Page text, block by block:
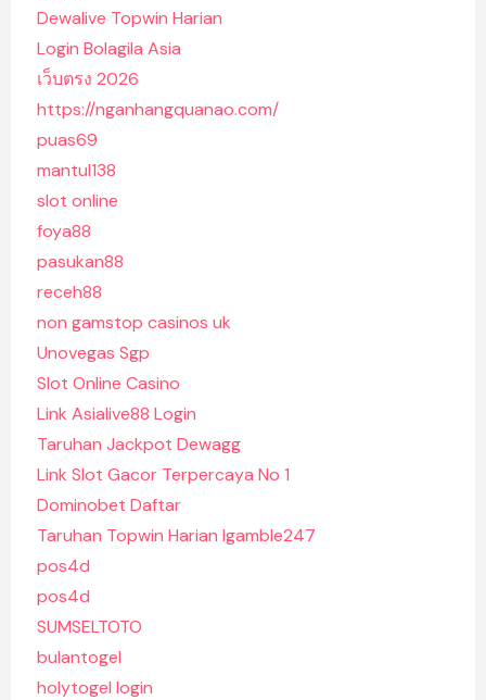
Dewalive Topwin Harian
Login Bolagila Asia
เว็บตรง 2026
https://nganhangquanao.com/
puas69
mantul138
slot online
foya88
pasukan88
receh88
non gamstop casinos uk
Unovegas Sgp
Slot Online Casino
Link Asialive88 Login
Taruhan Jackpot Dewagg
Link Slot Gacor Terpercaya No 1
Dominobet Daftar
Taruhan Topwin Harian Igamble247
pos4d
pos4d
SUMSELTOTO
bulantogel
holytogel login